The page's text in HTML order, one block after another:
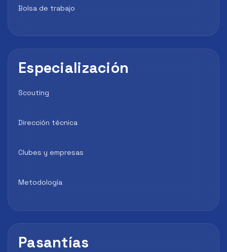
Bolsa de trabajo
Especialización
Scouting
Dirección técnica
Clubes y empresas
Metodología
Pasantías